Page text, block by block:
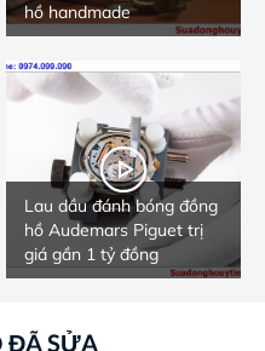
hồ handmade
Lau dầu đánh bóng đồng
hồ Audemars Piguet trị
giá gần 1 tỷ đồng
ĐÃ SỬA